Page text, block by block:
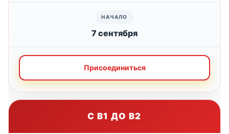
7 сентября
Присоединиться
С B1 ДО B2